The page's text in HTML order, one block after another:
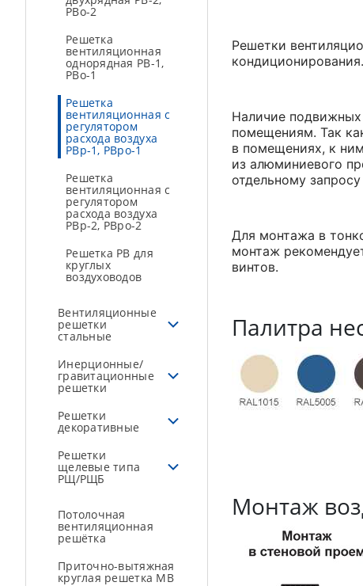
РВо-2
Решетка
вентиляционная
однорядная РВ-1,
РВо-1
Решетка
вентиляционная с
регулятором
расхода воздуха
РВр-1, РВро-1
Решетка
вентиляционная с
регулятором
расхода воздуха
РВр-2, РВро-2
Решетка РВ для
круглых
воздуховодов
Вентиляционные
решетки
стальные
Инерционные/
гравитационные
решетки
Решетки
декоративные
Решетки
щелевые типа
РЩ/РЩБ
Потолочная
вентиляционная
решётка
Приточно-вытяжная
круглая решетка МВ
Решетки
кондиционирования.
Наличие подвижных
помещениям. Так
в помещениях, к
из алюминиевого
отдельному
Для монтажа в
монтаж
винтов.
Палитра
Монтаж